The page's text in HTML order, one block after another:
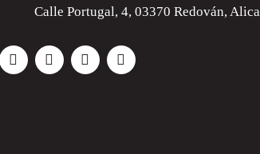
Calle Portugal, 4, 03370 Redován,